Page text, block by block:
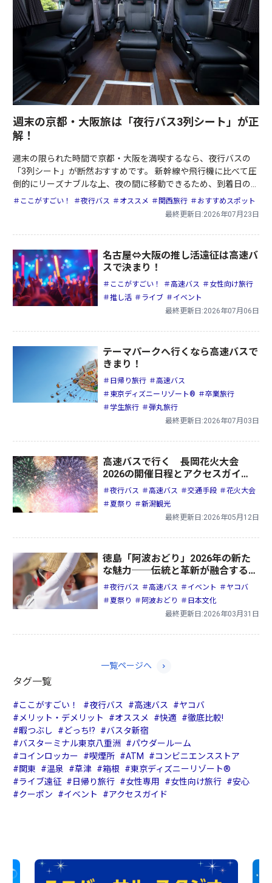
週末の京都・大阪旅は「夜行バス3列シート」が正
解！
週末の限られた時間で京都・大阪を満喫するなら、夜行バスの
「3列シート」が断然おすすめです。 新幹線や飛行機に比べて圧
倒的にリーズナブルな上、夜の間に移動できるため、到着日の早
朝からフルに観光を楽しめるのが最大のメリットです。
＃ここがすごい！ ＃夜行バス ＃オススメ ＃関西旅行 ＃おすすめスポット
最終更新日:2026年07月23日
名古屋⇔大阪の推し活遠征は高速バ
スで決まり！
＃ここがすごい！ ＃高速バス ＃女性向け旅行
＃推し活 ＃ライブ ＃イベント
最終更新日:2026年07月06日
テーマパークへ行くなら高速バスで
きまり！
＃日帰り旅行 ＃高速バス
＃東京ディズニーリゾート® ＃卒業旅行
＃学生旅行 ＃弾丸旅行
最終更新日:2026年07月03日
高速バスで行く 長岡花火大会
2026の開催日程とアクセスガイ
ド！見どころや楽しみ方も紹介
＃夜行バス ＃高速バス ＃交通手段 ＃花火大会
＃夏祭り ＃新潟観光
最終更新日:2026年05月12日
徳島「阿波おどり」2026年の新た
な魅力──伝統と革新が融合する夏
の祭典
＃夜行バス ＃高速バス ＃イベント ＃ヤコバ
＃夏祭り ＃阿波おどり ＃日本文化
最終更新日:2026年03月31日
一覧ページへ
タグ一覧
#ここがすごい！ #夜行バス #高速バス
#ヤコバ
#メリット・デメリット
#オススメ #快適 #徹底比較!
#暇つぶし
#どっち!?
#バスタ新宿
#バスターミナル東京八重洲
#パウダールーム
#コインロッカー
#喫煙所 #ATM
#コンビニエンスストア
#関東
#温泉 #草津 #箱根
#東京ディズニーリゾート®
#ライブ遠征 #日帰り旅行 #女性専用 #女性向け旅行 #安心
#クーポン
#イベント #アクセスガイド